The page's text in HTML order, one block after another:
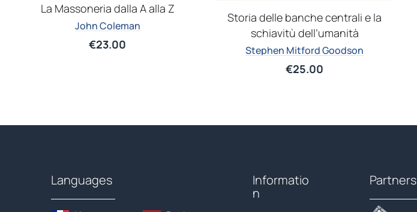
La Massoneria dalla A alla Z
John Coleman
€23.00
Storia delle banche centrali e la
schiavitù dell’umanità
Stephen Mitford Goodson
€25.00
Languages
Informatio
n
Partners